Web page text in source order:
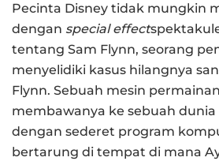
Pecinta Disney tidak mungkin
dengan special effect
tentang Sam Flynn, seorang
menyelidiki kasus hilangnya
Flynn. Sebuah mesin
membawanya ke sebuah
dengan sederet program
bertarung di tempat di mana